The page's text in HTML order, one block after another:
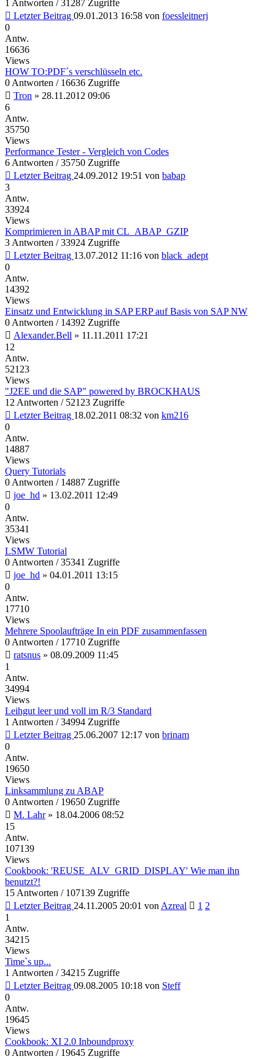
1 Antworten / 31287 Zugriffe
Letzter Beitrag 09.01.2013 16:58 von foessleitnerj
0
Antw.
16636
Views
HOW TO:PDF´s verschlüsseln etc.
0 Antworten / 16636 Zugriffe
Tron » 28.11.2012 09:06
6
Antw.
35750
Views
Performance Tester - Vergleich von Codes
6 Antworten / 35750 Zugriffe
Letzter Beitrag 24.09.2012 19:51 von babap
3
Antw.
33924
Views
Komprimieren in ABAP mit CL_ABAP_GZIP
3 Antworten / 33924 Zugriffe
Letzter Beitrag 13.07.2012 11:16 von black_adept
0
Antw.
14392
Views
Einsatz und Entwicklung in SAP ERP auf Basis von SAP NW
0 Antworten / 14392 Zugriffe
Alexander.Bell » 11.11.2011 17:21
12
Antw.
52123
Views
"J2EE und die SAP" powered by BROCKHAUS
12 Antworten / 52123 Zugriffe
Letzter Beitrag 18.02.2011 08:32 von km216
0
Antw.
14887
Views
Query Tutorials
0 Antworten / 14887 Zugriffe
joe_hd » 13.02.2011 12:49
0
Antw.
35341
Views
LSMW Tutorial
0 Antworten / 35341 Zugriffe
joe_hd » 04.01.2011 13:15
0
Antw.
17710
Views
Mehrere Spoolaufträge In ein PDF zusammenfassen
0 Antworten / 17710 Zugriffe
ratsnus » 08.09.2009 11:45
1
Antw.
34994
Views
Leihgut leer und voll im R/3 Standard
1 Antworten / 34994 Zugriffe
Letzter Beitrag 25.06.2007 12:17 von brinam
0
Antw.
19650
Views
Linksammlung zu ABAP
0 Antworten / 19650 Zugriffe
M. Lahr» 18.04.2006 08:52
15
Antw.
107139
Views
Cookbook: 'REUSE_ALV_GRID_DISPLAY' Wie man ihn
benutzt?!
15 Antworten / 107139 Zugriffe
Letzter Beitrag 24.11.2005 20:01 von Azreal 1 2
1
Antw.
34215
Views
Time`s up...
1 Antworten / 34215 Zugriffe
Letzter Beitrag 09.08.2005 10:18 von Steff
0
Antw.
19645
Views
Cookbook: XI 2.0 Inboundproxy
0 Antworten / 19645 Zugriffe